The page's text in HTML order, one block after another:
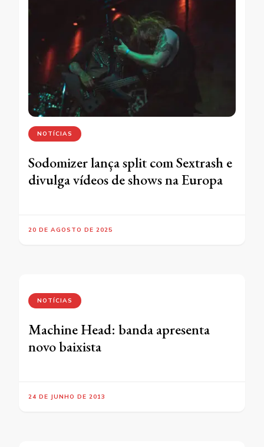
NOTÍCIAS
Sodomizer lança split com Sextrash e
divulga vídeos de shows na Europa
20 DE AGOSTO DE 2025
NOTÍCIAS
Machine Head: banda apresenta
novo baixista
24 DE JUNHO DE 2013